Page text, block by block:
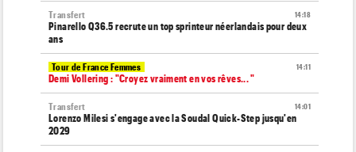
14:18
Transfert
Pinarello Q36.5 recrute un top sprinteur néerlandais pour deux
ans
14:11
Tour de France Femmes
Demi Vollering : "Croyez vraiment en vos rêves... "
14:01
Transfert
Lorenzo Milesi s'engage avec la Soudal Quick-Step jusqu'en
2029